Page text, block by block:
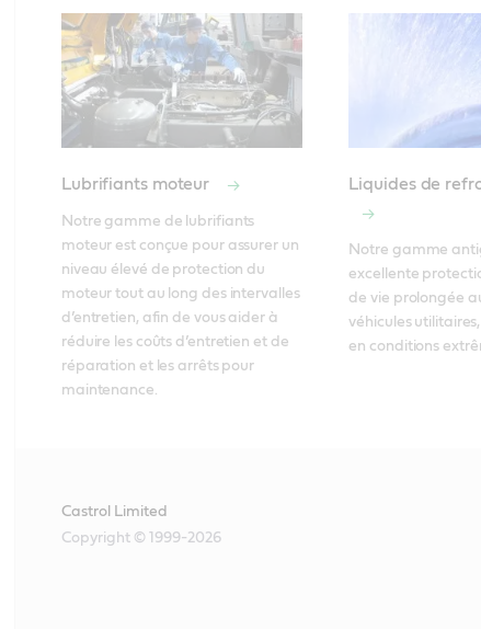
Lubrifiants moteur
Notre gamme de lubrifiants
moteur est conçue pour assurer un
niveau élevé de protection du
moteur tout au long des intervalles
d’entretien, afin de vous aider à
réduire les coûts d’entretien et de
réparation et les arrêts pour
maintenance.
Liquides de
Notre gamme
excellente
de vie prolongée
véhicules
en conditions
Castrol Limited
Copyright © 1999-2026